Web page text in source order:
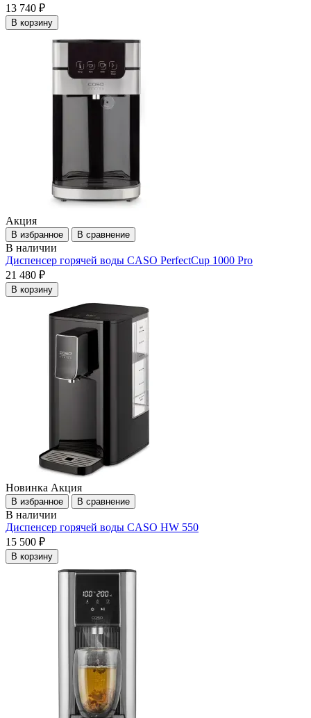
13 740 ₽
В корзину
Акция
В избранное В сравнение
В наличии
Диспенсер горячей воды CASO PerfectCup 1000 Pro
21 480 ₽
В корзину
Новинка Акция
В избранное В сравнение
В наличии
Диспенсер горячей воды CASO HW 550
15 500 ₽
В корзину